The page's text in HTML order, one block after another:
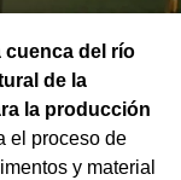
cuenca del río
de la
la producción
el proceso de
y material